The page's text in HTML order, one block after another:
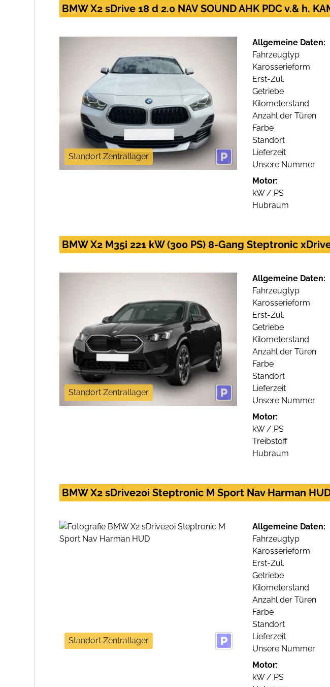
BMW X2 sDrive 18 d 2.0 NAV SOUND AHK PDC v.& h.
Standort Zentrallager
Allgemeine Daten:
Fahrzeugtyp
Karosserieform
Erst-Zul.
Getriebe
Kilometerstand
Anzahl der Türen
Farbe
Standort
Lieferzeit
Unsere Nummer
Motor:
kW / PS
Hubraum
BMW X2 M35i 221 kW (300 PS) 8-Gang Steptronic
Standort Zentrallager
Allgemeine Daten:
Fahrzeugtyp
Karosserieform
Erst-Zul.
Getriebe
Kilometerstand
Anzahl der Türen
Farbe
Standort
Lieferzeit
Unsere Nummer
Motor:
kW / PS
Treibstoff
Hubraum
BMW X2 sDrive20i Steptronic M Sport Nav Harman
Standort Zentrallager
Allgemeine Daten:
Fahrzeugtyp
Karosserieform
Erst-Zul.
Getriebe
Kilometerstand
Anzahl der Türen
Farbe
Standort
Lieferzeit
Unsere Nummer
Motor:
kW / PS